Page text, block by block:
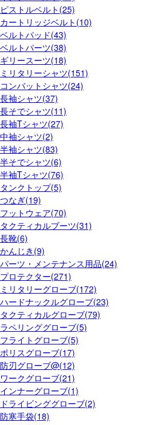
ピストルベルト(25)
カートリッジベルト(10)
ベルトパッド(43)
ベルトパーツ(38)
ギリースーツ(18)
ミリタリーシャツ(151)
コンバットシャツ(24)
長袖シャツ(37)
長そでシャツ(11)
長袖Tシャツ(27)
中袖シャツ(2)
半袖シャツ(83)
半そでシャツ(6)
半袖Tシャツ(76)
タンクトップ(5)
つなぎ(19)
フットウェア(70)
タクティカルブーツ(31)
長靴(6)
かんじき(9)
パーツ・メンテナンス用品(24)
プロテクター(271)
ミリタリーグローブ(172)
ハードナックルグローブ(23)
タクティカルグローブ(79)
ラペリンググローブ(5)
フライトグローブ(5)
ポリスグローブ(17)
防刃グローブ@(12)
ワークグローブ(21)
インナーグローブ(1)
ドライビンググローブ(2)
防寒手袋(18)